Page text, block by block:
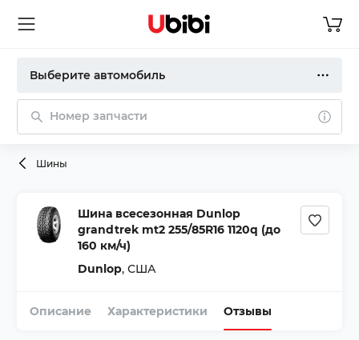
Выберите автомобиль
Номер запчасти
Шины
Шина всесезонная Dunlop
grandtrek mt2 255/85R16 1120q (до
160 км/ч)
Dunlop, США
Описание Характеристики Отзывы